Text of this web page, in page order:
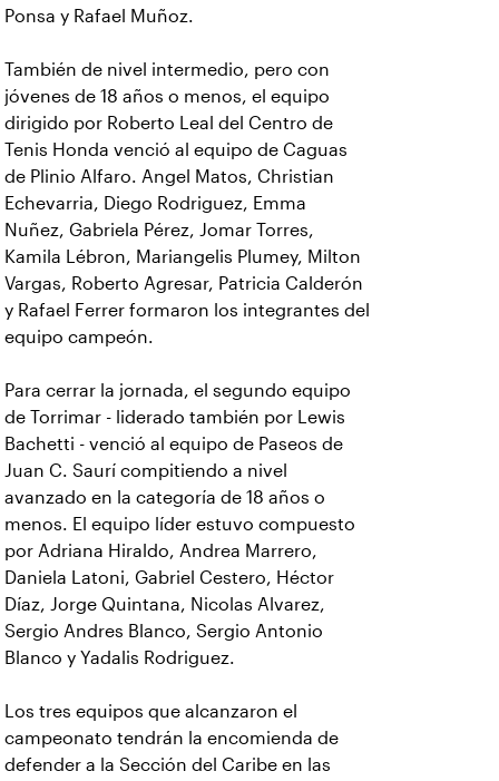
Ponsa y Rafael Muñoz.
También de nivel intermedio, pero con
jóvenes de 18 años o menos, el equipo
dirigido por Roberto Leal del Centro de
Tenis Honda venció al equipo de Caguas
de Plinio Alfaro. Angel Matos, Christian
Echevarria, Diego Rodriguez, Emma
Nuñez, Gabriela Pérez, Jomar Torres,
Kamila Lébron, Mariangelis Plumey, Milton
Vargas, Roberto Agresar, Patricia Calderón
y Rafael Ferrer formaron los integrantes del
equipo campeón.
Para cerrar la jornada, el segundo equipo
de Torrimar - liderado también por Lewis
Bachetti - venció al equipo de Paseos de
Juan C. Saurí compitiendo a nivel
avanzado en la categoría de 18 años o
menos. El equipo líder estuvo compuesto
por Adriana Hiraldo, Andrea Marrero,
Daniela Latoni, Gabriel Cestero, Héctor
Díaz, Jorge Quintana, Nicolas Alvarez,
Sergio Andres Blanco, Sergio Antonio
Blanco y Yadalis Rodriguez.
Los tres equipos que alcanzaron el
campeonato tendrán la encomienda de
defender a la Sección del Caribe en las